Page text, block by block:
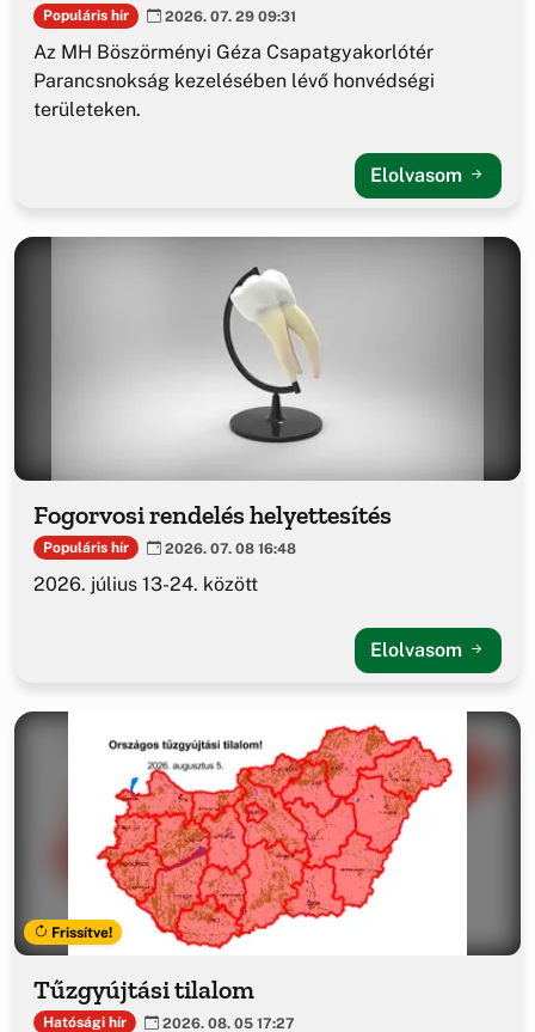
Populáris hír 2026. 07. 29 09:31
Az MH Böszörményi Géza Csapatgyakorlótér
Parancsnokság kezelésében lévő honvédségi
területeken.
Elolvasom
Fogorvosi rendelés helyettesítés
Populáris hír 2026. 07. 08 16:48
2026. július 13-24. között
Elolvasom
Frissítve!
Tűzgyújtási tilalom
Hatósági hír 2026. 08. 05 17:27